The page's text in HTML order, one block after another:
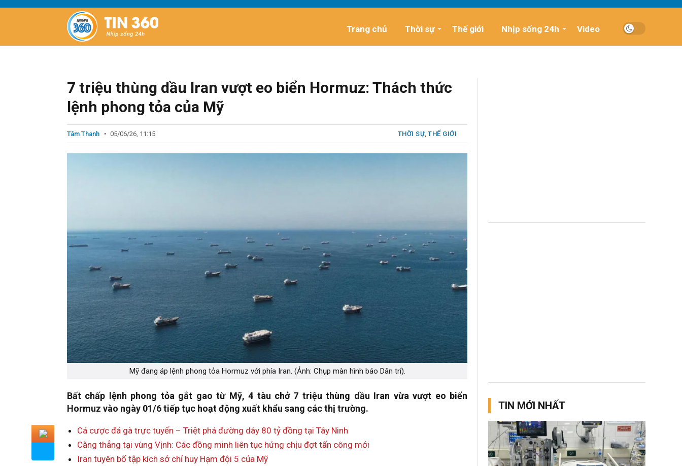
Trang chủ Thời sự Thế giới Nhịp sống 24h Video
7 triệu thùng dầu Iran vượt eo biển Hormuz: Thách thức
lệnh phong tỏa của Mỹ
Tâm Thanh 05/06/26, 11:15 THỜI SỰ, THẾ GIỚI
Mỹ đang áp lệnh phong tỏa Hormuz với phía Iran. (Ảnh: Chụp màn hình báo Dân trí).
Bất chấp lệnh phong tỏa gắt gao từ Mỹ, 4 tàu chở 7 triệu thùng dầu Iran vừa vượt eo biển
Hormuz vào ngày 01/6 tiếp tục hoạt động xuất khẩu sang các thị trường.
Cá cược đá gà trực tuyến – Triệt phá đường dây 80 tỷ đồng tại Tây Ninh
Căng thẳng tại vùng Vịnh: Các đồng minh liên tục hứng chịu đợt tấn công mới
Iran tuyên bố tập kích sở chỉ huy Hạm đội 5 của Mỹ
TIN MỚI NHẤT